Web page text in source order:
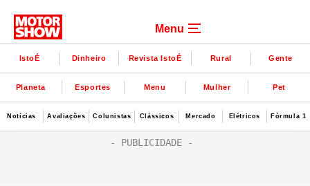
Menu
IstoÉ Dinheiro Revista IstoÉ Rural Gente
Planeta Esportes Menu Mulher Pet
Notícias Avaliações Colunistas Clássicos Mercado Elétricos Fórmula 1